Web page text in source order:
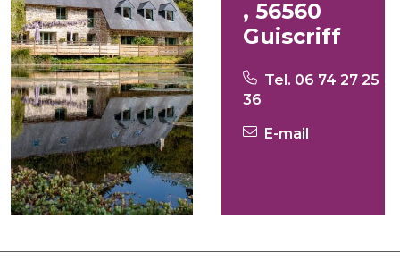
, 56560
Guiscriff
Tel. 06 74 27 25
36
E-mail